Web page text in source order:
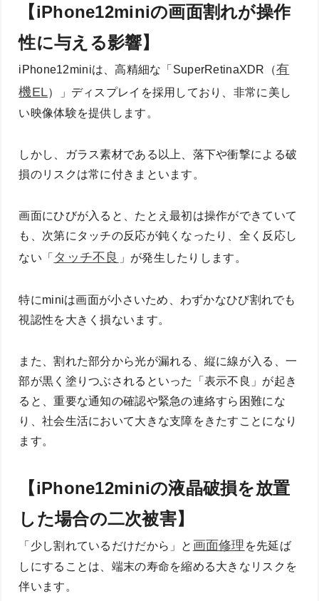
【iPhone12miniの画面割れが操作
性に与える影響】
iPhone12miniは、高精細な「SuperRetinaXDR（有
機EL）」ディスプレイを採用しており、非常に美し
い映像体験を提供します。
しかし、ガラス素材である以上、落下や衝撃による破
損のリスクは常に付きまといます。
画面にひびが入ると、たとえ最初は操作ができていて
も、次第にタッチの反応が鈍くなったり、全く反応し
ない「 タッチ不良 」が発生したりします。
特にminiは画面が小さいため、わずかなひび割れでも
視認性を大きく損ないます。
また、割れた部分から光が漏れる、縦に線が入る、一
部が黒く塗りつぶされるといった「表示不良」が起き
ると、重要な通知の確認や緊急の連絡すら困難にな
り、社会生活において大きな支障をきたすことになり
ます。
【iPhone12miniの液晶破損を放置
した場合の二次被害】
「少し割れているだけだから」と 画面修理 を先延ば
しにすることは、端末の寿命を縮める大きなリスクを
伴います。